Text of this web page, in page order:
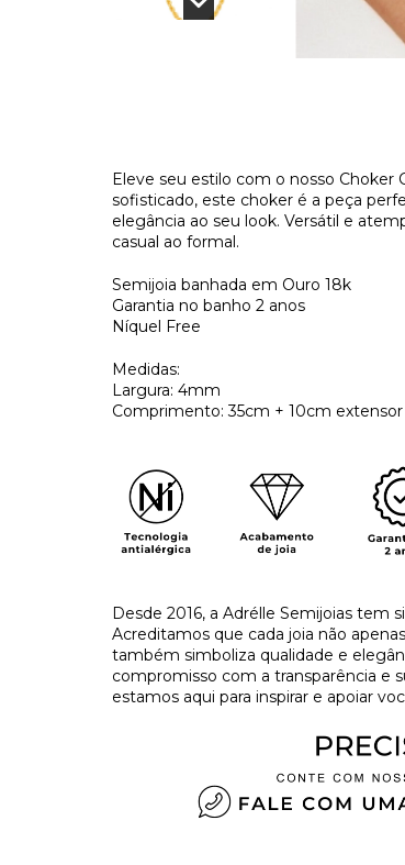
Eleve seu estilo com o nosso
sofisticado, este choker é a peça
elegância ao seu look. Versátil e
casual ao formal.
Semijoia banhada em Ouro 18k
Garantia no banho 2 anos
Níquel Free
Medidas:
Largura: 4mm
Comprimento: 35cm + 10cm extensor
Desde 2016, a Adrélle Semijoias tem
Acreditamos que cada joia não
também simboliza qualidade e
compromisso com a transparência e
estamos aqui para inspirar e apoiar